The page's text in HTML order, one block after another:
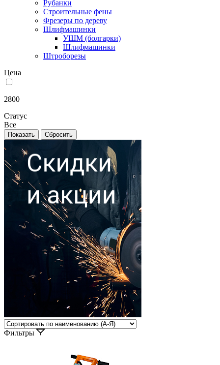
Рубанки
Строительные фены
Фрезеры по дереву
Шлифмашинки
УШМ (болгарки)
Шлифмашинки
Штроборезы
Цена
2800
Статус
Все
Фильтры